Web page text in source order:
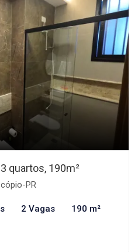
quartos, 190m²
PR
2 Vagas 190 m²